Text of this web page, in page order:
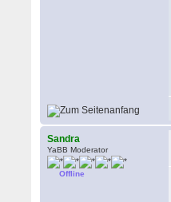
Sandra
YaBB Moderator
Offline